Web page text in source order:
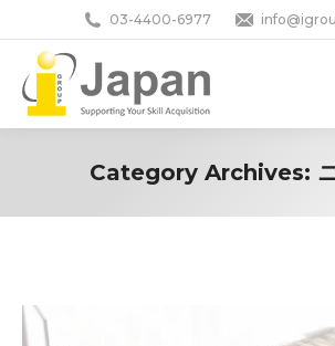
03-4400-6977
Category Archives: